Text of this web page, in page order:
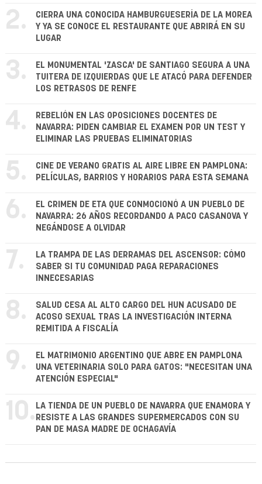
2.
CIERRA UNA CONOCIDA HAMBURGUESERÍA DE LA MOREA
Y YA SE CONOCE EL RESTAURANTE QUE ABRIRÁ EN SU
LUGAR
3.
EL MONUMENTAL 'ZASCA' DE SANTIAGO SEGURA A UNA
TUITERA DE IZQUIERDAS QUE LE ATACÓ PARA DEFENDER
LOS RETRASOS DE RENFE
4.
REBELIÓN EN LAS OPOSICIONES DOCENTES DE
NAVARRA: PIDEN CAMBIAR EL EXAMEN POR UN TEST Y
ELIMINAR LAS PRUEBAS ELIMINATORIAS
5.
CINE DE VERANO GRATIS AL AIRE LIBRE EN PAMPLONA:
PELÍCULAS, BARRIOS Y HORARIOS PARA ESTA SEMANA
6.
EL CRIMEN DE ETA QUE CONMOCIONÓ A UN PUEBLO DE
NAVARRA: 26 AÑOS RECORDANDO A PACO CASANOVA Y
NEGÁNDOSE A OLVIDAR
7.
LA TRAMPA DE LAS DERRAMAS DEL ASCENSOR: CÓMO
SABER SI TU COMUNIDAD PAGA REPARACIONES
INNECESARIAS
8.
SALUD CESA AL ALTO CARGO DEL HUN ACUSADO DE
ACOSO SEXUAL TRAS LA INVESTIGACIÓN INTERNA
REMITIDA A FISCALÍA
9.
EL MATRIMONIO ARGENTINO QUE ABRE EN PAMPLONA
UNA VETERINARIA SOLO PARA GATOS: "NECESITAN UNA
ATENCIÓN ESPECIAL"
10. LA TIENDA DE UN PUEBLO DE NAVARRA QUE ENAMORA Y
RESISTE A LAS GRANDES SUPERMERCADOS CON SU
PAN DE MASA MADRE DE OCHAGAVÍA